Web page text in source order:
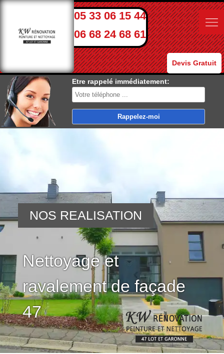
05 33 06 15 44
06 68 24 68 61
Devis Gratuit
Etre rappelé immédiatement:
Nettoyage et
ravalement de façade
47
NOS REALISATION